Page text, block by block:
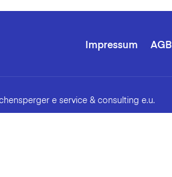
Impressum AGB
e service & consulting e.u.